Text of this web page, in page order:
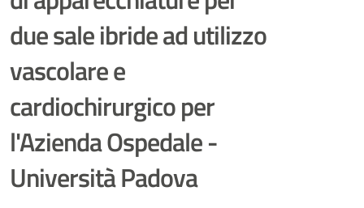
due sale ibride ad utilizzo
vascolare e
cardiochirurgico per
l'Azienda Ospedale -
Università Padova